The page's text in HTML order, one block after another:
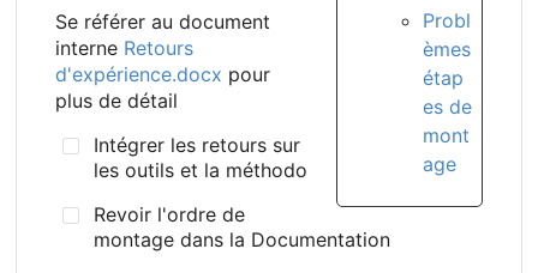
Probl
èmes
étap
es de
mont
age
Se référer au document
interne Retours
d'expérience.docx pour
plus de détail
Intégrer les retours sur
les outils et la méthodo
Revoir l'ordre de
montage dans la Documentation